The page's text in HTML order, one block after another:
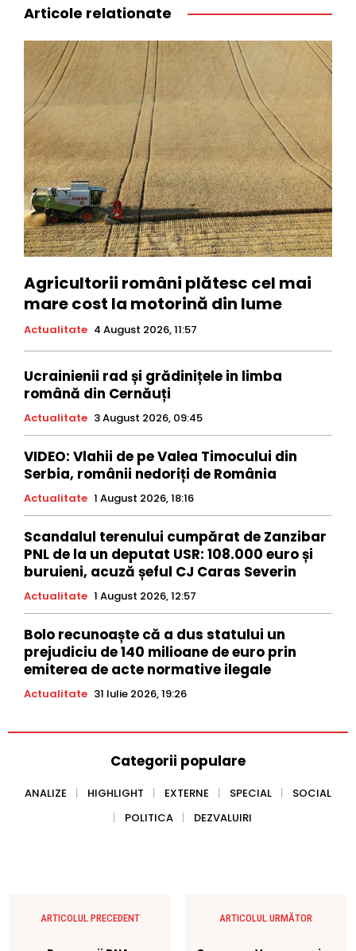
Articole relationate
Agricultorii români plătesc cel mai
mare cost la motorină din lume
Actualitate 4 August 2026, 11:57
Ucrainienii rad și grădinițele in limba
română din Cernăuți
Actualitate 3 August 2026, 09:45
VIDEO: Vlahii de pe Valea Timocului din
Serbia, românii nedoriți de România
Actualitate 1 August 2026, 18:16
Scandalul terenului cumpărat de Zanzibar
PNL de la un deputat USR: 108.000 euro și
buruieni, acuză șeful CJ Caras Severin
Actualitate 1 August 2026, 12:57
Bolo recunoaște că a dus statului un
prejudiciu de 140 milioane de euro prin
emiterea de acte normative ilegale
Actualitate 31 Iulie 2026, 19:26
Categorii populare
ANALIZE HIGHLIGHT EXTERNE SPECIAL
SOCIAL
POLITICA
DEZVALUIRI
ARTICOLUL PRECEDENT ARTICOLUL URMĂTOR